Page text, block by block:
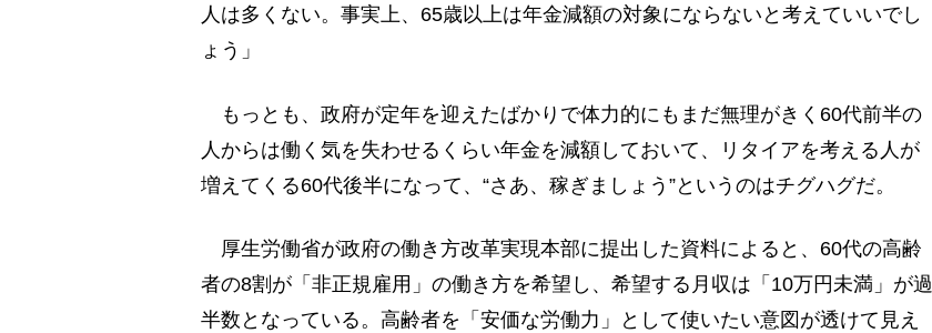
人は多くない。事実上、65歳以上は年金減額の対象にならないと考えていいでし
ょう」
もっとも、政府が定年を迎えたばかりで体力的にもまだ無理がきく60代前半の
人からは働く気を失わせるくらい年金を減額しておいて、リタイアを考える人が
増えてくる60代後半になって、“さあ、稼ぎましょう”というのはチグハグだ。
厚生労働省が政府の働き方改革実現本部に提出した資料によると、60代の高齢
者の8割が「非正規雇用」の働き方を希望し、希望する月収は「10万円未満」が過
半数となっている。高齢者を「安価な労働力」として使いたい意図が透けて見え